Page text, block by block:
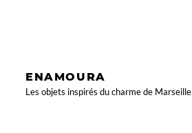
ENAMOURA
Les objets inspirés du charme de Marseille